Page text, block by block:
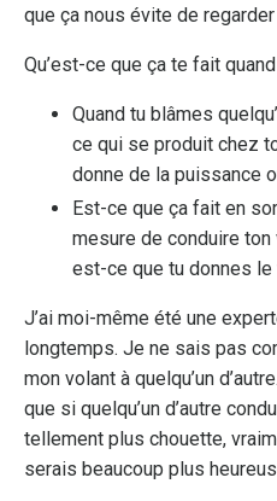
que ça nous évite de regarder
Qu’est-ce que ça te fait
Quand tu blâmes
ce qui se produit chez
donne de la puissance
Est-ce que ça fait en
mesure de conduire ton
est-ce que tu donnes le
J’ai moi-même été une
longtemps. Je ne sais pas
mon volant à quelqu’un
que si quelqu’un d’autre
tellement plus chouette,
serais beaucoup plus